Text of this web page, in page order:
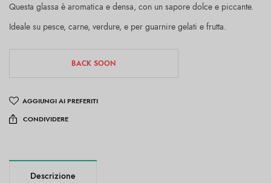
Questa glassa è aromatica e densa, con un sapore dolce e piccante.
Ideale su pesce, carne, verdure, e per guarnire gelati e frutta.
BACK SOON
AGGIUNGI AI PREFERITI
CONDIVIDERE
Descrizione